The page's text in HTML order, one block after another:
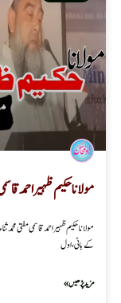
مولانا حکیم ظہیر احمد
مولانا حکیم ظہیر احمد قاسمی مفتی
کے بانی، اول
مزید پڑھیں »